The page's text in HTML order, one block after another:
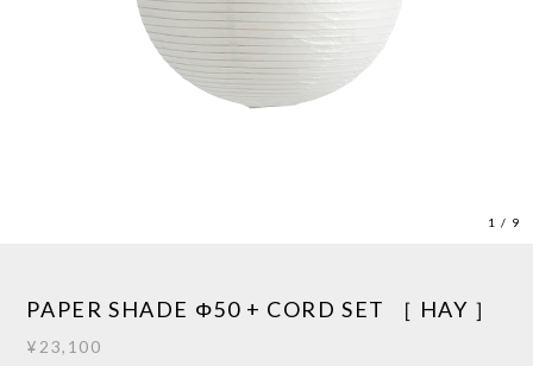
1 / 9
PAPER SHADE Φ50 + CORD SET ［ HAY ］
¥23,100